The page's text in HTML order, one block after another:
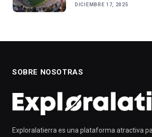
DICIEMBRE 17, 2025
SOBRE NOSOTRAS
Exploralatierra es una plataforma atractiva